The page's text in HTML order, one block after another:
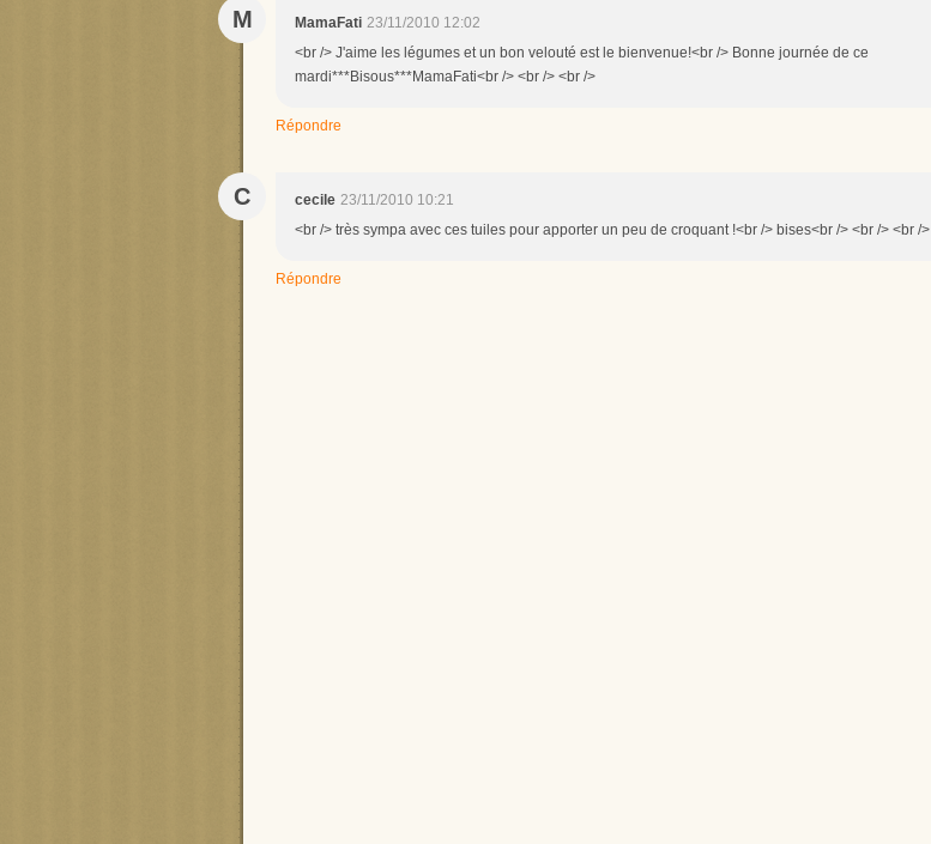
M MamaFati 23/11/2010 12:02
<br /> J'aime les légumes et un bon velouté est le bienvenue!<br /> Bonne journée de ce
mardi***Bisous***MamaFati<br /> <br /> <br />
Répondre
C cecile 23/11/2010 10:21
<br /> très sympa avec ces tuiles pour apporter un peu de croquant !<br /> bises<br /> <br /> <br />
Répondre